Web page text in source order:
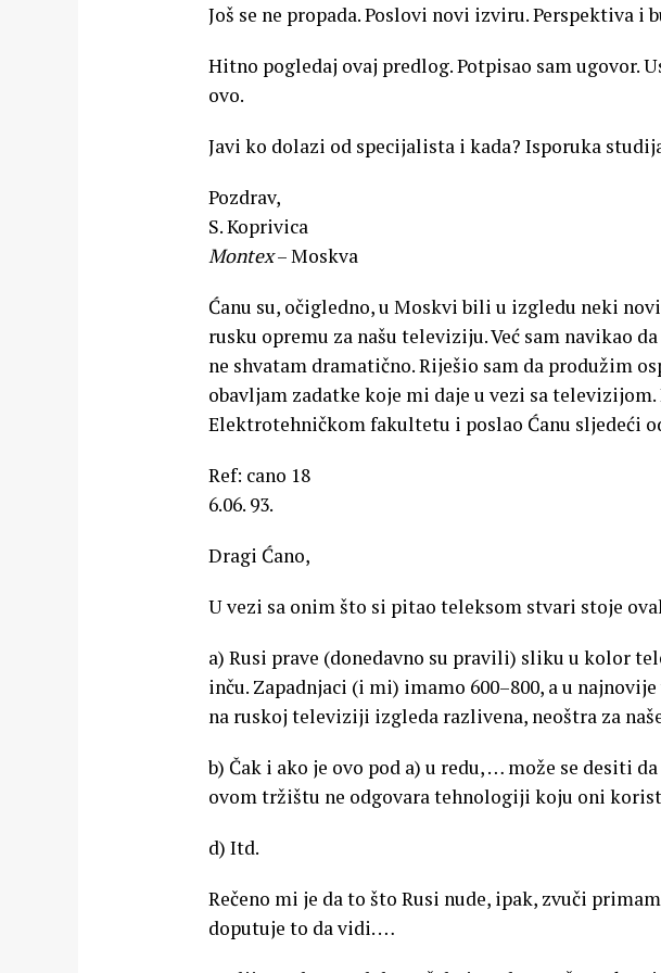
Još se ne propada. Poslovi novi izviru. Perspektiva i
Hitno pogledaj ovaj predlog. Potpisao sam ugovor.
ovo.
Javi ko dolazi od specijalista i kada? Isporuka
Pozdrav,
S. Koprivica
Montex– Moskva
Ćanu su, očigledno, u Moskvi bili u izgledu neki
rusku opremu za našu televiziju. Već sam navikao
ne shvatam dramatično. Riješio sam da produžim
obavljam zadatke koje mi daje u vezi sa televizijom.
Elektrotehničkom fakultetu i poslao Ćanu sljedeći
Ref: cano 18
6.06. 93.
Dragi Ćano,
U vezi sa onim što si pitao teleksom stvari stoje
a) Rusi prave (donedavno su pravili) sliku u kolor
inču. Zapadnjaci (i mi) imamo 600–800, a u
na ruskoj televiziji izgleda razlivena, neoštra za
b) Čak i ako je ovo pod a) u redu, … može se desiti
ovom tržištu ne odgovara tehnologiji koju oni
d) Itd.
Rečeno mi je da to što Rusi nude, ipak, zvuči
doputuje to da vidi. …